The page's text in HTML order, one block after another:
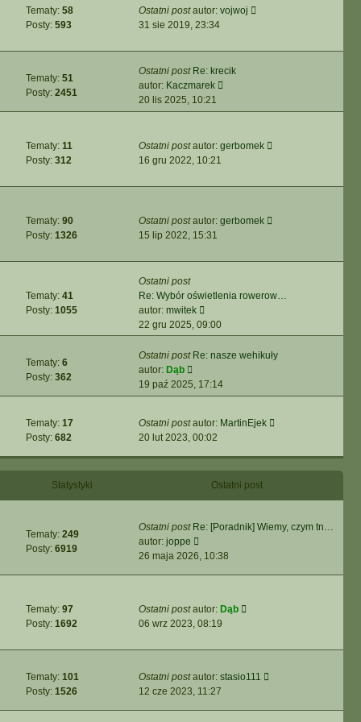
s
t
s
z
o
s
t
a
w
s
z
y
o
p
Tematy: 58
Posty: 593
Ostatni postautor: vojwoj
w
l
a
o
z
t
31 sie 2019, 23:34
Tematy: 51
Posty: 2451
Ostatni post Re: krecik
autor: Kaczmarek
ś
i
l
o
z
s
20 lis 2025, 10:21
Tematy: 11
Posty: 312
Ostatni postautor: gerbomek
w
n
w
z
s
16 gru 2022, 10:21
Tematy: 90
Posty: 1326
Ostatni postautor: gerbomek
w
e
n
a
o
s
15 lip 2022, 15:31
Tematy: 41
Posty: 1055
Ostatni post
Re: Wybór oświetlenia rowerow…
autor: mwitek
y
ś
w
e
t
n
a
j
n
w
z
p
22 gru 2025, 09:00
Tematy: 6
Posty: 362
Ostatni post Re: nasze wehikuły
autor: Dąb
y
ś
i
e
t
l
a
n
o
w
s
p
o
19 paź 2025, 17:14
Tematy: 17
Posty: 682
Ostatni postautor: MartinEjek
l
t
20 lut 2023, 00:02
Statystyki Ostatni post
Tematy: 249
Posty: 6919
Ostatni post Re: [Poradnik] Wiemy, czym tn…
autor: joppe
e
t
j
26 maja 2026, 10:38
Tematy: 97
Posty: 1692
Ostatni postautor: Dąb
w
e
l
06 wrz 2023, 08:19
Tematy: 101
Posty: 1526
Ostatni postautor: stasio111
12 cze 2023, 11:27